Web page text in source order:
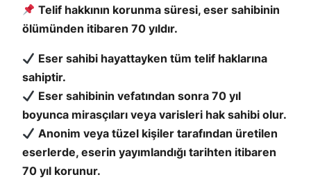
Telif hakkının korunma süresi, eser sahibinin
ölümünden itibaren 70 yıldır.
Eser sahibi hayattayken tüm telif haklarına
sahiptir.
Eser sahibinin vefatından sonra 70 yıl
boyunca mirasçıları veya varisleri hak sahibi olur.
Anonim veya tüzel kişiler tarafından üretilen
eserlerde, eserin yayımlandığı tarihten itibaren
70 yıl korunur.